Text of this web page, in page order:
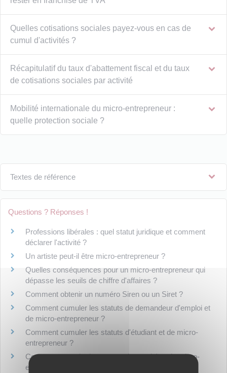
Quelles cotisations sociales payez-vous en cas de
cumul d'activités ?
Récapitulatif du taux d'abattement fiscal et du taux
de cotisations sociales par activité
Mobilité internationale du micro-entrepreneur :
quelle protection sociale ?
Textes de référence
Questions ? Réponses !
Professions libérales : quel statut juridique et comment
déclarer l'activité ?
Un artiste peut-il être micro-entrepreneur ?
Quelles conséquences pour un micro-entrepreneur qui
dépasse les seuils de chiffre d'affaires ?
Comment obtenir un numéro Siren ou un Siret ?
Comment cumuler les statuts de demandeur d'emploi et
de micro-entrepreneur ?
Comment cumuler les statuts d'étudiant et de micro-
entrepreneur ?
Comment cumuler les statuts de retraité et de micro-
entrepreneur ?